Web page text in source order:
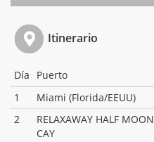
Itinerario
Día Puerto
1
Miami (Florida/EEUU)
2
RELAXAWAY HALF MOON
CAY